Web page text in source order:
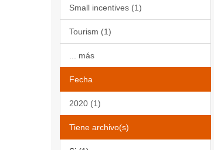
Small incentives (1)
Tourism (1)
... más
Fecha
2020 (1)
Tiene archivo(s)